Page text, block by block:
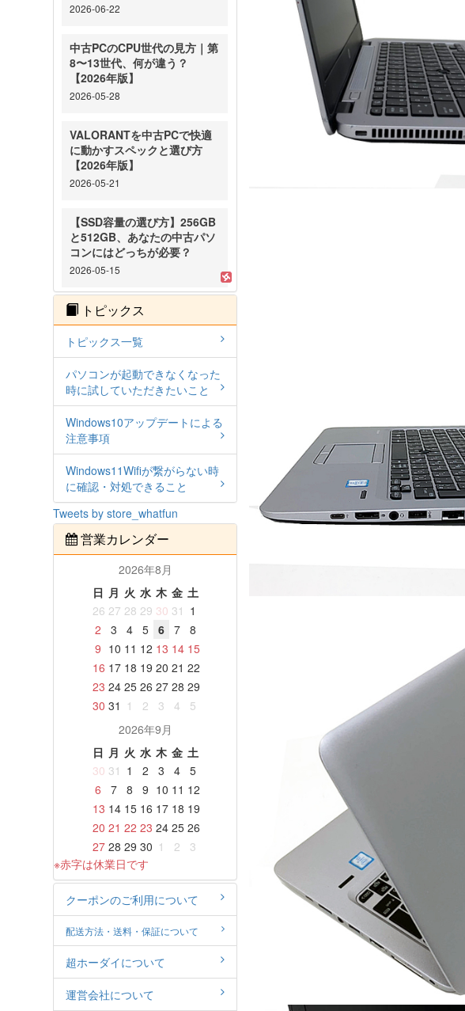
2026-06-22
中古PCのCPU世代の見方｜第
8〜13世代、何が違う？
【2026年版】
2026-05-28
VALORANTを中古PCで快適
に動かすスペックと選び方
【2026年版】
2026-05-21
【SSD容量の選び方】256GB
と512GB、あなたの中古パソ
コンにはどっちが必要？
2026-05-15
トピックス
トピックス一覧
パソコンが起動できなくなった
時に試していただきたいこと
Windows10アップデートによる
注意事項
Windows11Wifiが繋がらない時
に確認・対処できること
Tweets by store_whatfun
営業カレンダー
2026年8月
日 月 火 水 木 金 土
26 27 28 29 30 31 1
2
3 4 5 6 7
8
9 10 11 12 13 14 15
16 17 18 19 20 21 22
23 24 25 26 27 28 29
30 31 1 2 3 4
5
2026年9月
日 月 火 水 木 金 土
30 31 1 2 3 4
5
6
7 8 9 10 11 12
13 14 15 16 17 18 19
20 21 22 23 24 25 26
27 28 29 30 1 2
3
※赤字は休業日です
クーポンのご利用について
配送方法・送料・保証について
超ホーダイについて
運営会社について